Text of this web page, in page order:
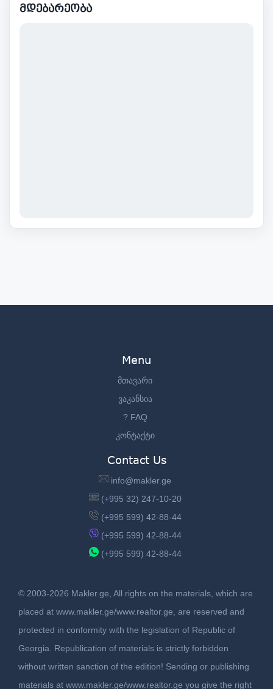
მდებარეობა
Menu
მთავარი
ვაკანსია
? FAQ
კონტაქტი
Contact Us
info@makler.ge
(+995 32) 247-10-20
(+995 599) 42-88-44
(+995 599) 42-88-44
(+995 599) 42-88-44
© 2003-2026 Makler.ge, All rights on the materials, which are
placed at www.makler.ge/www.realtor.ge, are reserved and
protected in conformity with the legislation of Republic of
Georgia. Republication of materials is strictly forbidden
without written sanction of the edition! Sending or publishing
materials at www.makler.ge/www.realtor.ge you give the right